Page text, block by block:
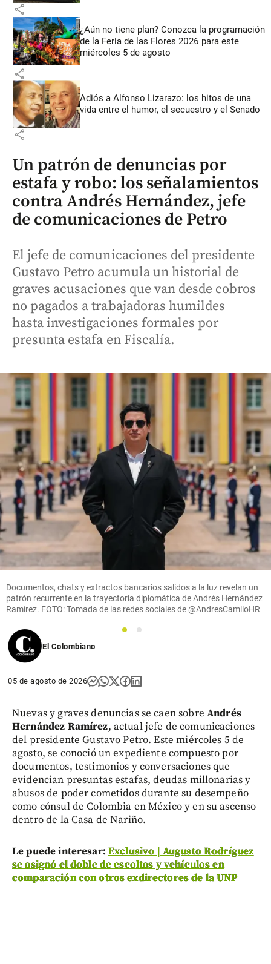
share
¿Aún no tiene plan? Conozca la programación
de la Feria de las Flores 2026 para este
miércoles 5 de agosto
share
Adiós a Alfonso Lizarazo: los hitos de una
vida entre el humor, el secuestro y el Senado
share
Un patrón de denuncias por
estafa y robo: los señalamientos
contra Andrés Hernández, jefe
de comunicaciones de Petro
El jefe de comunicaciones del presidente
Gustavo Petro acumula un historial de
graves acusaciones que van desde cobros
no pagados a trabajadoras humildes
hasta investigaciones formales por
presunta estafa en Fiscalía.
Documentos, chats y extractos bancarios salidos a la luz revelan un
patrón recurrente en la trayectoria diplomática de Andrés Hernández
Ramírez. FOTO: Tomada de las redes sociales de @AndresCamiloHR
1
2
El Colombiano
05 de agosto de 2026
Nuevas y graves denuncias se caen sobre Andrés
Hernández Ramírez, actual jefe de comunicaciones
del presidente Gustavo Petro. Este miércoles 5 de
agosto, se conoció un expediente compuesto por
documentos, testimonios y conversaciones que
evidencian presuntas estafas, deudas millonarias y
abusos de poder cometidos durante su desempeño
como cónsul de Colombia en México y en su ascenso
dentro de la Casa de Nariño.
Le puede interesar: Exclusivo | Augusto Rodríguez
se asignó el doble de escoltas y vehículos en
comparación con otros exdirectores de la UNP